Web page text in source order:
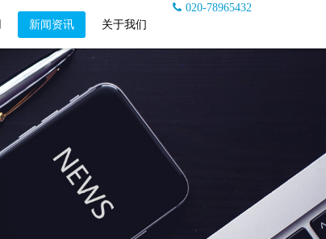
020-78965432
新闻资讯 关于我们